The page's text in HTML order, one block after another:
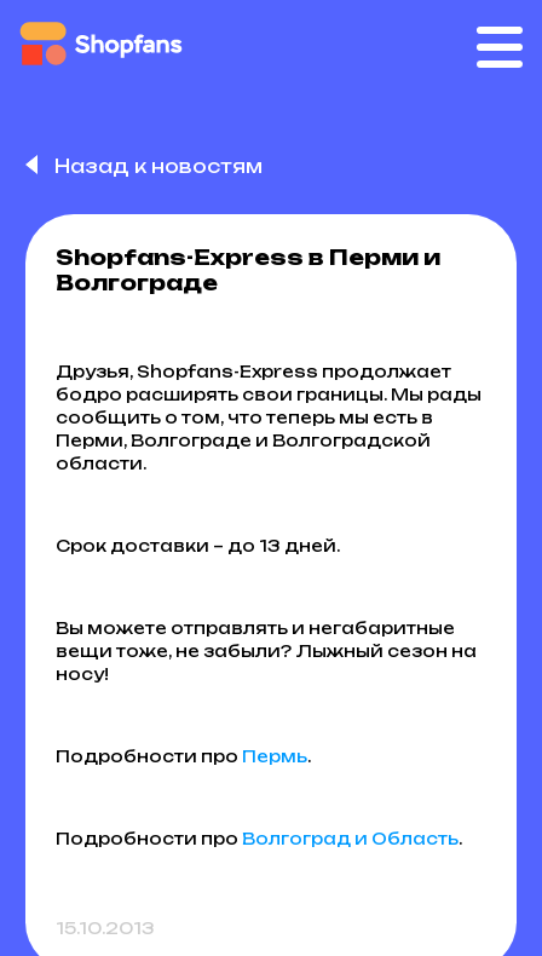
Назад к новостям
Shopfans-Express в Перми и
Волгограде
Друзья, Shopfans-Express продолжает
бодро расширять свои границы. Мы рады
сообщить о том, что теперь мы есть в
Перми, Волгограде и Волгоградской
области.
Срок доставки – до 13 дней.
Вы можете отправлять и негабаритные
вещи тоже, не забыли? Лыжный сезон на
носу!
Подробности про Пермь.
Подробности про Волгоград и Область.
15.10.2013